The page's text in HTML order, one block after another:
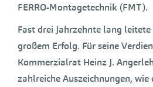
FERRO-Montagetechnik (FMT).
Fast drei Jahrzehnte lang
großem Erfolg. Für seine
Kommerzialrat Heinz J.
zahlreiche Auszeichnungen, wie